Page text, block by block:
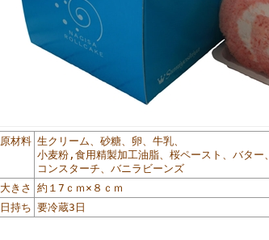
原材料 生クリーム、砂糖、卵、牛乳、
小麦粉,食用精製加工油脂、桜ペースト、バター、
コンスターチ、バニラビーンズ
大きさ 約１7ｃｍ×８ｃｍ
日持ち 要冷蔵3日